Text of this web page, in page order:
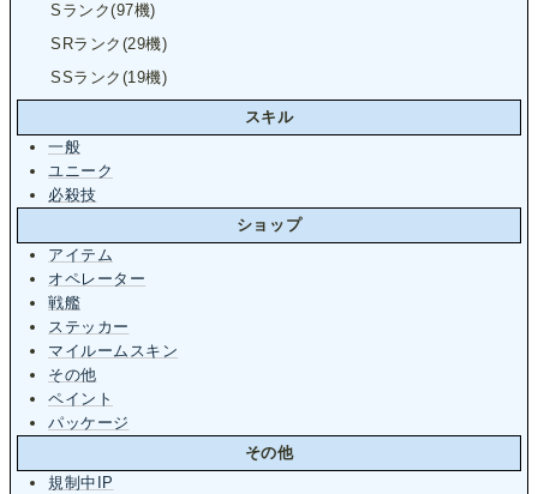
Sランク(97機)
SRランク(29機)
SSランク(19機)
スキル
一般
ユニーク
必殺技
ショップ
アイテム
オペレーター
戦艦
ステッカー
マイルームスキン
その他
ペイント
パッケージ
その他
規制中IP